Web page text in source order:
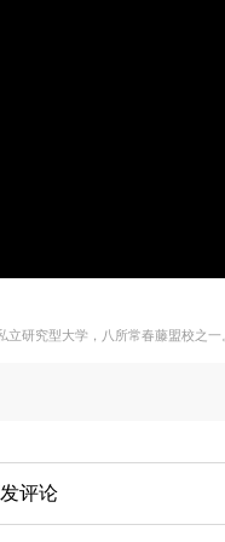
研究型大学，八所常春藤盟校之一
评论